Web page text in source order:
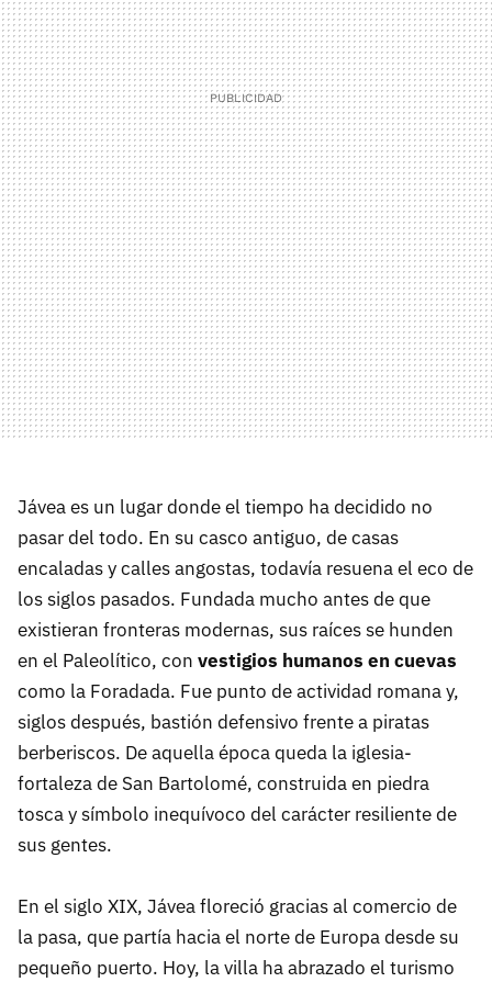
Jávea es un lugar donde el tiempo ha decidido no
pasar del todo. En su casco antiguo, de casas
encaladas y calles angostas, todavía resuena el eco de
los siglos pasados. Fundada mucho antes de que
existieran fronteras modernas, sus raíces se hunden
en el Paleolítico, con vestigios humanos en cuevas
como la Foradada. Fue punto de actividad romana y,
siglos después, bastión defensivo frente a piratas
berberiscos. De aquella época queda la iglesia-
fortaleza de San Bartolomé, construida en piedra
tosca y símbolo inequívoco del carácter resiliente de
sus gentes.
En el siglo XIX, Jávea floreció gracias al comercio de
la pasa, que partía hacia el norte de Europa desde su
pequeño puerto. Hoy, la villa ha abrazado el turismo